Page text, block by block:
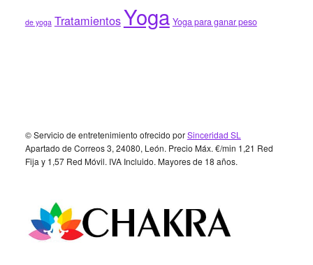
de yoga TratamientosYoga Yoga para ganar peso
Footer
© Servicio de entretenimiento ofrecido porSinceridad SL
Apartado de Correos 3, 24080, León. Precio Máx. €/min 1,21 Red
Fija y 1,57 Red Móvil. IVA Incluido. Mayores de 18 años.